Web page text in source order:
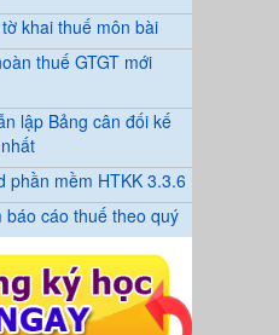
khai thuế môn bài
thuế GTGT mới
lập Bảng cân đối kế
phần mềm HTKK 3.3.6
báo cáo thuế theo quý